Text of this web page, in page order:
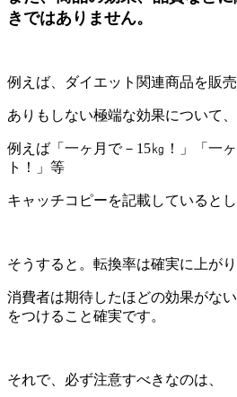
きではありません。
例えば、ダイエット関連商品を販売
ありもしない極端な効果について、
例えば「一ヶ月で－15㎏！」「一
ト！」等
キャッチコピーを記載しているとし
そうすると。転換率は確実に上がり
消費者は期待したほどの効果がな
をつけること確実です。
それで、必ず注意すべきなのは、